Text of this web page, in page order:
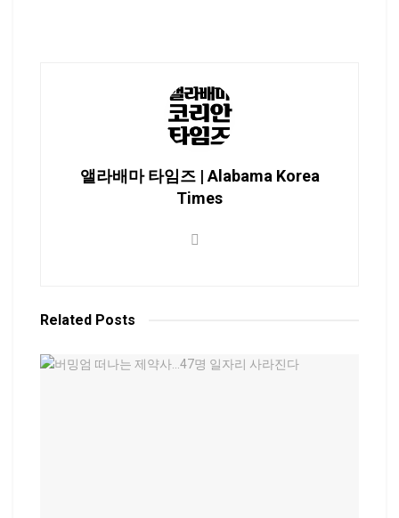
앨라배마 타임즈 | Alabama Korea
Times
Related Posts